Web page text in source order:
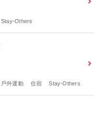
Stay-Others
戶外運動 住宿 Stay-Others